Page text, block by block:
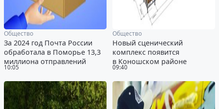
10:05
Общество
За 2024 год Почта России
обработала в Поморье 13,3
миллиона отправлений
09:40
Общество
Новый сценический
комплекс появится
в Коношском районе